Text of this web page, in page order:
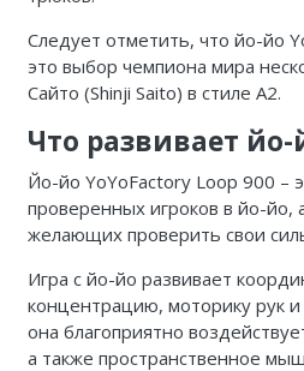
Следует отметить, что йо-йо
это выбор чемпиона мира
Сайто (Shinji Saito) в стиле А2.
Что развивает йо-
Йо-йо YoYoFactory Loop 900 –
проверенных игроков в йо-йо,
желающих проверить свои
Игра с йо-йо развивает
концентрацию, моторику рук
она благоприятно
а также пространственное